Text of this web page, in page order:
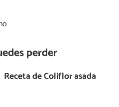
perder
Receta de Coliflor asada